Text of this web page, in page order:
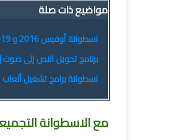
مواضيع ذات صلة
اسطوانة أوفيس 2016 و 2019 بكل اللغات | يناير 2020
برنامج تحويل النص إلى صوت | NextUp TextAloud 4.0.40
اسطوانة برامج تشغيل ألعاب
مع الاسطوانة